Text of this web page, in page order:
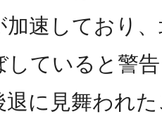
加速しており
していると警
退に見舞われ